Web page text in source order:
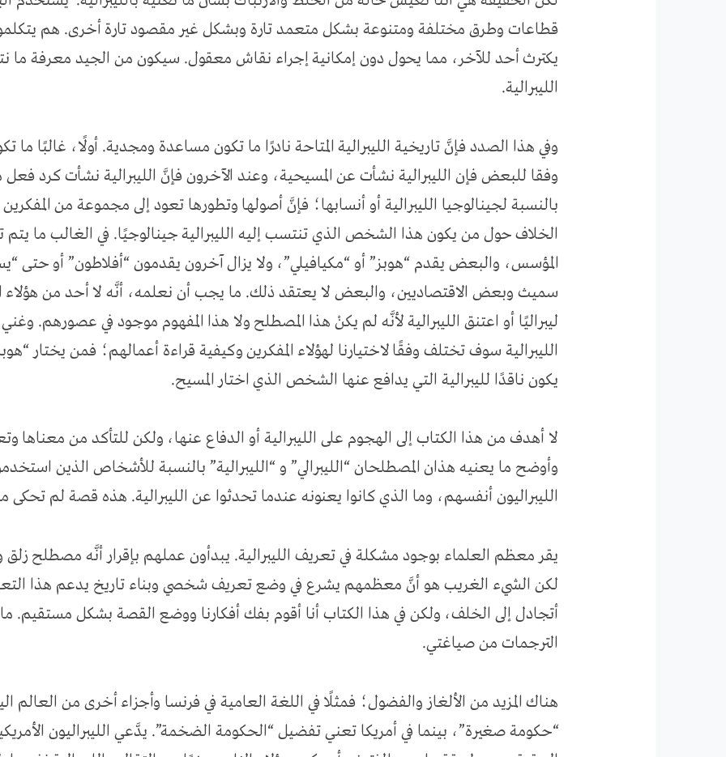
قطاعات وطرق مختلفة ومتنوعة بشكل متعمد تارة وبشكل غير مقصود تارة أخرى. هم
يكترث أحد للآخر، مما يحول دون إمكانية إجراء نقاش معقول. سيكون من الجيد معرفة
الليبرالية.
وفي هذا الصدد فإنَّ تاريخية الليبرالية المتاحة نادرًا ما تكون مساعدة ومجدية. أولًا، غالبًا
وفقا للبعض فإن الليبرالية نشأت عن المسيحية، وعند الآخرون فإنَّ الليبرالية نشأت كرد
بالنسبة لجينالوجيا الليبرالية أو أنسابها؛ فإنَّ أصولها وتطورها تعود إلى مجموعة من
الخلاف حول من يكون هذا الشخص الذي تنتسب إليه الليبرالية جينالوجيًا. في الغالب ما
المؤسس، والبعض يقدم “هوبز” أو “مكيافيلي”، ولا يزال آخرون يقدمون “أفلاطون” أو حتى
سميث وبعض الاقتصاديين، والبعض لا يعتقد ذلك. ما يجب أن نعلمه، أنَّه لا أحد من هؤلاء
ليبراليًا أو اعتنق الليبرالية لأنَّه لم يكنْ هذا المصطلح ولا هذا المفهوم موجود في عصورهم.
الليبرالية سوف تختلف وفقًا لاختيارنا لهؤلاء المفكرين وكيفية قراءة أعمالهم؛ فمن يختار
يكون ناقدًا لليبرالية التي يدافع عنها الشخص الذي اختار المسيح.
لا أهدف من هذا الكتاب إلى الهجوم على الليبرالية أو الدفاع عنها، ولكن للتأكد من معناها
وأوضح ما يعنيه هذان المصطلحان “الليبرالي” و “الليبرالية” بالنسبة للأشخاص الذين
الليبراليون أنفسهم، وما الذي كانوا يعنونه عندما تحدثوا عن الليبرالية. هذه قصة لم تحكى
يقر معظم العلماء بوجود مشكلة في تعريف الليبرالية. يبدأون عملهم بإقرار أنَّه مصطلح
لكن الشيء الغريب هو أنَّ معظمهم يشرع في وضع تعريف شخصي وبناء تاريخ يدعم هذا
أتجادل إلى الخلف، ولكن في هذا الكتاب أنا أقوم بفك أفكارنا ووضع القصة بشكل مستقيم.
الترجمات من صياغتي.
هناك المزيد من الألغاز والفضول؛ فمثلًا في اللغة العامية في فرنسا وأجزاء أخرى من العالم
“حكومة صغيرة”، بينما في أمريكا تعني تفضيل “الحكومة الضخمة”. يدَّعي الليبراليون